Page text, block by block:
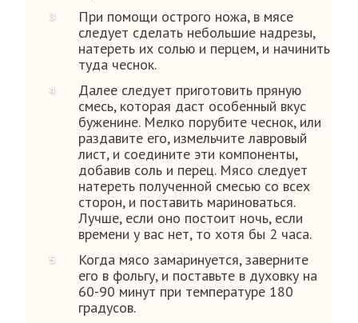
При помощи острого ножа, в мясе
следует сделать небольшие надрезы,
натереть их солью и перцем, и начинить
туда чеснок.
Далее следует приготовить пряную
смесь, которая даст особенный вкус
буженине. Мелко порубите чеснок, или
раздавите его, измельчите лавровый
лист, и соедините эти компоненты,
добавив соль и перец. Мясо следует
натереть полученной смесью со всех
сторон, и поставить мариноваться.
Лучше, если оно постоит ночь, если
времени у вас нет, то хотя бы 2 часа.
Когда мясо замаринуется, заверните
его в фольгу, и поставьте в духовку на
60-90 минут при температуре 180
градусов.